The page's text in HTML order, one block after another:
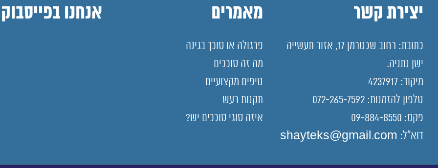
יצירת קשר
כתובת: רחוב שכטרמן 17, אזור תעשייה
ישן נתניה.
מיקוד: 4237917
טלפון להזמנות: 072-265-7592
פקס: 09-884-8550
דוא"ל: shayteks@gmail.com
מאמרים
פרגולה או סוכך בגינה
מה זה סוככים
טיפים מקצועיים
תקנות רעש
איזה סוגי סוככים יש?
אנחנו בפייסבוק